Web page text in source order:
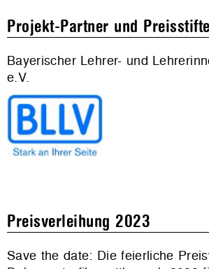
Projekt-Partner und
Bayerischer Lehrer- und
e.V.
Preisverleihung 2023
Save the date: Die feierliche